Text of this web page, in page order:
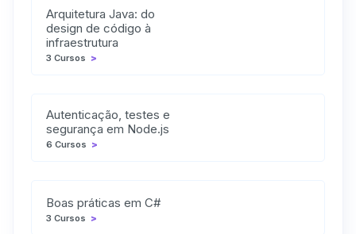
Arquitetura Java: do
design de código à
infraestrutura
3 Cursos >
Autenticação, testes e
segurança em Node.js
6 Cursos >
Boas práticas em C#
3 Cursos >